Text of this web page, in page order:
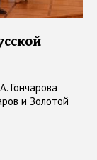
Гончарова
и Золотой